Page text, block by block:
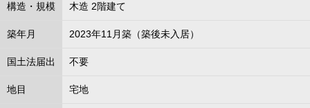
構造・規模 木造 2階建て
築年月 2023年11月築（築後未入居）
国土法届出 不要
地目 宅地